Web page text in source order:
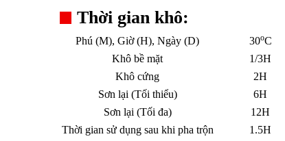
Thời gian khô:
Phú (M), Giờ (H), Ngày (D) 30oC
Khô bề mặt
1/3H
Khô cứng
2H
Sơn lại (Tối thiểu)
6H
Sơn lại (Tối đa)
12H
Thời gian sử dụng sau khi pha trộn
1.5H